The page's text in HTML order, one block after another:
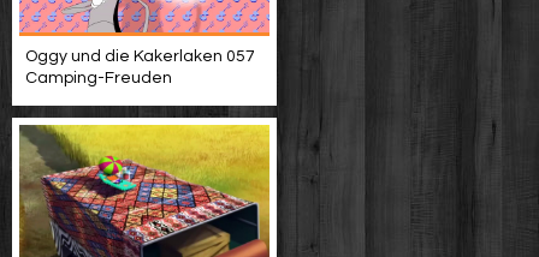
Oggy und die Kakerlaken 057
Camping-Freuden